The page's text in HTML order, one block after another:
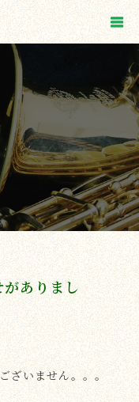
がありまし
ざいません。。。